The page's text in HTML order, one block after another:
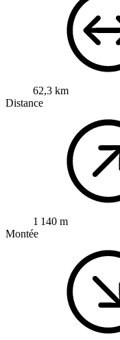
62,3 km
Distance
1 140 m
Montée